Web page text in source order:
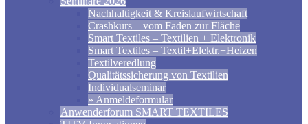
Nachhaltigkeit & Kreislaufwirtschaft
Crashkurs – vom Faden zur Fläche
Smart Textiles – Textilien + Elektronik
Smart Textiles – Textil+Elektr.+Heizen
Textilveredlung
Qualitätssicherung von Textilien
Individualseminar
» Anmeldeformular
Anwenderforum SMART TEXTILES